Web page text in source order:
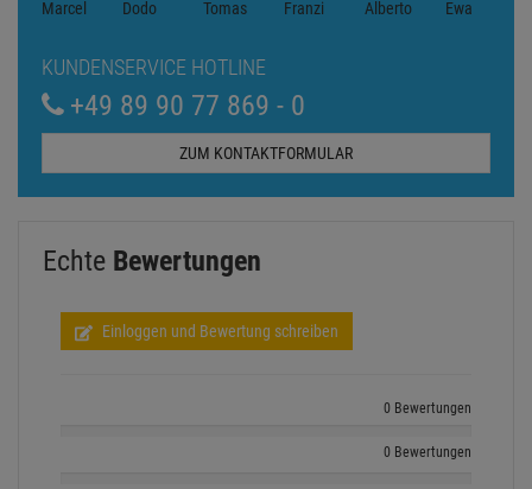
KUNDENSERVICE HOTLINE
+49 89 90 77 869 - 0
ZUM KONTAKTFORMULAR
Echte Bewertungen
Einloggen und Bewertung schreiben
0 Bewertungen
0 Bewertungen